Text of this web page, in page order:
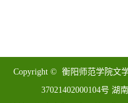
Copyright © 衡阳师范学院文
37021402000104号 湖